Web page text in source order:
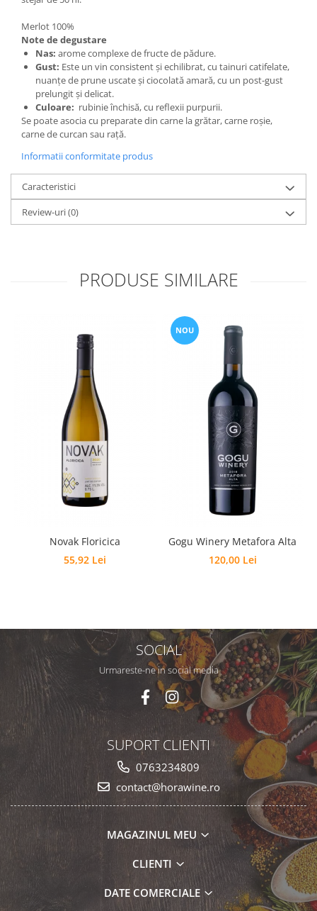
Merlot 100%
Note de degustare
Nas: arome complexe de fructe de pădure.
Gust: Este un vin consistent și echilibrat, cu tainuri catifelate,
nuanțe de prune uscate și ciocolată amară, cu un post-gust
prelungit și delicat.
Culoare: rubinie închisă, cu reflexii purpurii.
Se poate asocia cu preparate din carne la grătar, carne roșie,
carne de curcan sau rață.
Informatii conformitate produs
Caracteristici
Review-uri(0)
PRODUSE SIMILARE
Novak Floricica
55,92 Lei
NOU
Gogu Winery Metafora Alta
120,00 Lei
SOCIAL
Urmareste-ne in social media
SUPORT CLIENTI
0763234809
contact@horawine.ro
MAGAZINUL MEU
CLIENTI
DATE COMERCIALE